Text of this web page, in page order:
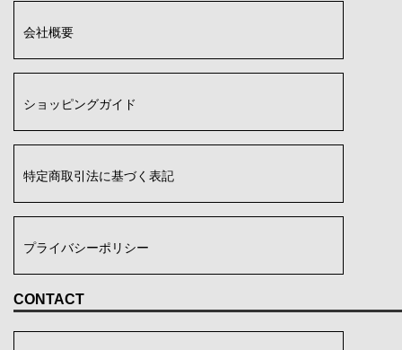
会社概要
ショッピングガイド
特定商取引法に基づく表記
プライバシーポリシー
CONTACT